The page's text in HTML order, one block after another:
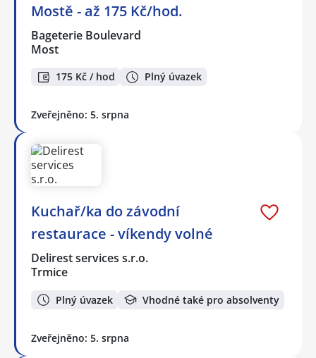
Mostě - až 175 Kč/hod.
Bageterie Boulevard
Most
175 Kč / hod Plný úvazek
Zveřejněno: 5. srpna
Kuchař/ka do závodní
restaurace - víkendy volné
Delirest services s.r.o.
Trmice
Plný úvazek Vhodné také pro absolventy
Zveřejněno: 5. srpna